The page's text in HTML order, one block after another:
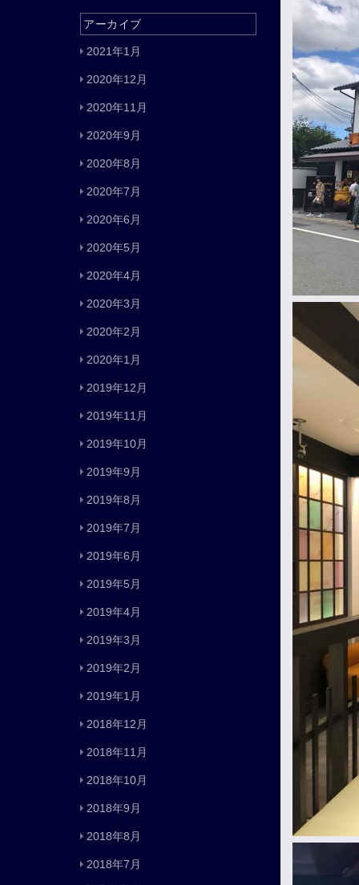
アーカイブ
2021年1月
2020年12月
2020年11月
2020年9月
2020年8月
2020年7月
2020年6月
2020年5月
2020年4月
2020年3月
2020年2月
2020年1月
2019年12月
2019年11月
2019年10月
2019年9月
2019年8月
2019年7月
2019年6月
2019年5月
2019年4月
2019年3月
2019年2月
2019年1月
2018年12月
2018年11月
2018年10月
2018年9月
2018年8月
2018年7月